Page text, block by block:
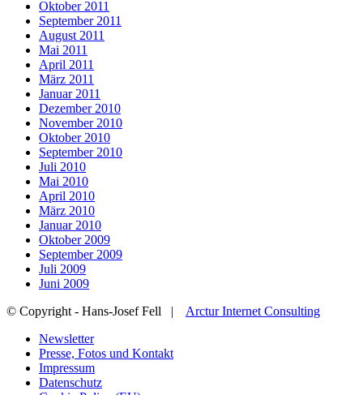
Oktober 2011
September 2011
August 2011
Mai 2011
April 2011
März 2011
Januar 2011
Dezember 2010
November 2010
Oktober 2010
September 2010
Juli 2010
Mai 2010
April 2010
März 2010
Januar 2010
Oktober 2009
September 2009
Juli 2009
Juni 2009
© Copyright - Hans-Josef Fell | Arctur Internet Consulting
Newsletter
Presse, Fotos und Kontakt
Impressum
Datenschutz